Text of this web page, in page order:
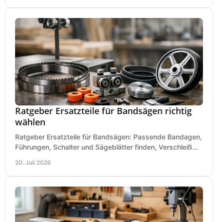
Ratgeber Ersatzteile für Bandsägen richtig
wählen
Ratgeber Ersatzteile für Bandsägen: Passende Bandagen,
Führungen, Schalter und Sägeblätter finden, Verschleiß
20. Juli 2026